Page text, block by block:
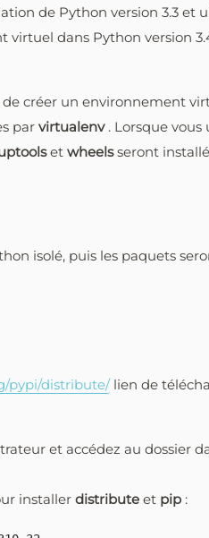
de Python version 3.3 et
virtuel dans Python version
créer un environnement
par virtualenv. Lorsque vous
et wheelsseront
isolé, puis les paquets
pypi/distribute/lien de
et accédez au dossier
installer distribute et pip :